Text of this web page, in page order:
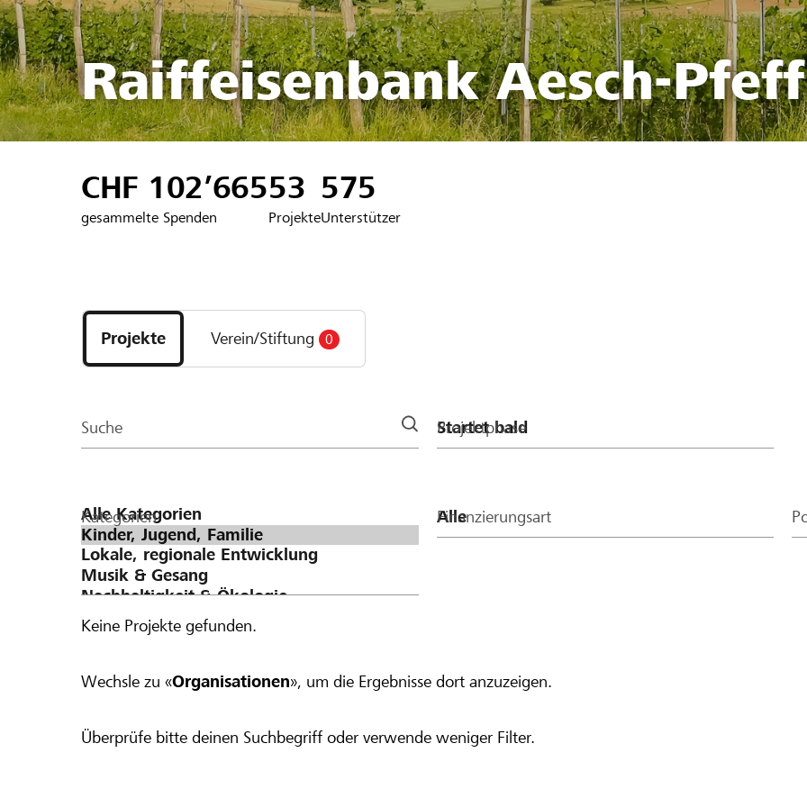
Raiffeisenbank Aesch-
CHF 102’665
gesammelte Spenden
53
Projekte
575
Unterstützer
Projekte
und
Organisationen
Projekte Verein/Stiftung 0
Suche Projektphase
Kategorien Finanzierungsart
Keine Projekte gefunden.
Wechsle zu «Organisationen», um die Ergebnisse dort anzuzeigen.
Überprüfe bitte deinen Suchbegriff oder verwende weniger Filter.